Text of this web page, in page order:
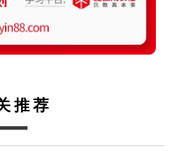
推荐